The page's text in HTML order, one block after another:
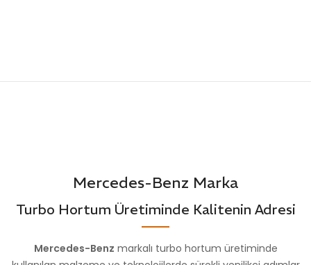
STOK KODU VG1013
Mercedes-Benz Marka
Turbo Hortum Üretiminde Kalitenin Adresi
Mercedes-Benz markalı turbo hortum üretiminde